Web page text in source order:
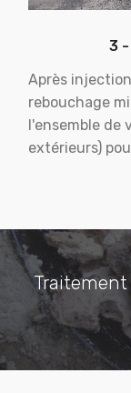
3
Après
rebouchage
l'ensemble de
extérieurs)